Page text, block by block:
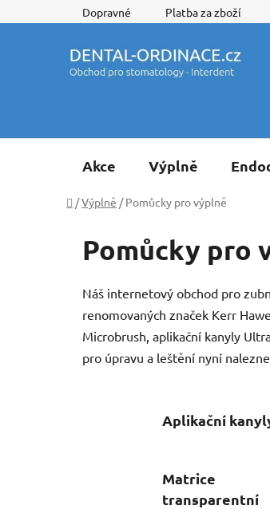
na
Dopravné Platba za zboží
Akce Výplně
Domů
/Výplně / Pomůcky pro výplně
Pomůcky pro
Náš internetový obchod pro
renomovaných značek Kerr
Microbrush, aplikační kanyly
pro úpravu a leštění nyní
Aplikační
Matrice
transparentní